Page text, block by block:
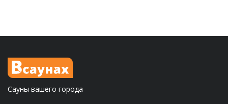
Сауны вашего города